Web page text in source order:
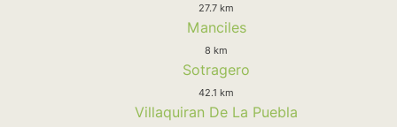
27.7 km
Manciles
8 km
Sotragero
42.1 km
Villaquiran De La Puebla